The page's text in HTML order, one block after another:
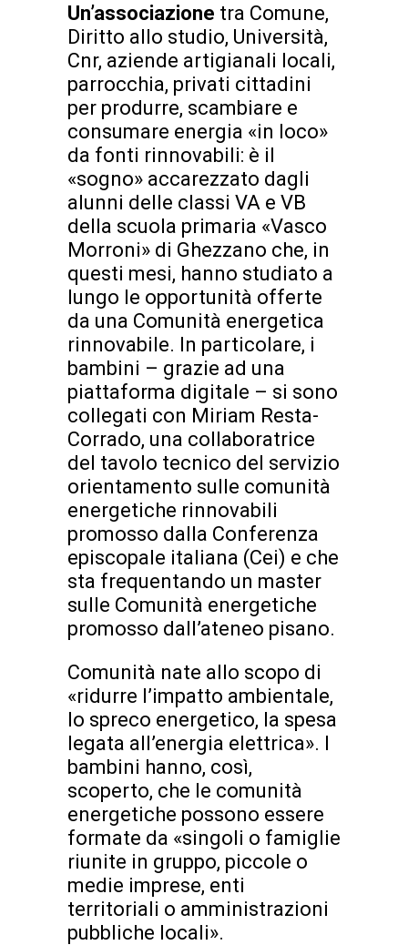
Un’associazione tra Comune,
Diritto allo studio, Università,
Cnr, aziende artigianali locali,
parrocchia, privati cittadini
per produrre, scambiare e
consumare energia «in loco»
da fonti rinnovabili: è il
«sogno» accarezzato dagli
alunni delle classi VA e VB
della scuola primaria «Vasco
Morroni» di Ghezzano che, in
questi mesi, hanno studiato a
lungo le opportunità offerte
da una Comunità energetica
rinnovabile. In particolare, i
bambini – grazie ad una
piattaforma digitale – si sono
collegati con Miriam Resta-
Corrado, una collaboratrice
del tavolo tecnico del servizio
orientamento sulle comunità
energetiche rinnovabili
promosso dalla Conferenza
episcopale italiana (Cei) e che
sta frequentando un master
sulle Comunità energetiche
promosso dall’ateneo pisano.
Comunità nate allo scopo di
«ridurre l’impatto ambientale,
lo spreco energetico, la spesa
legata all’energia elettrica». I
bambini hanno, così,
scoperto, che le comunità
energetiche possono essere
formate da «singoli o famiglie
riunite in gruppo, piccole o
medie imprese, enti
territoriali o amministrazioni
pubbliche locali».